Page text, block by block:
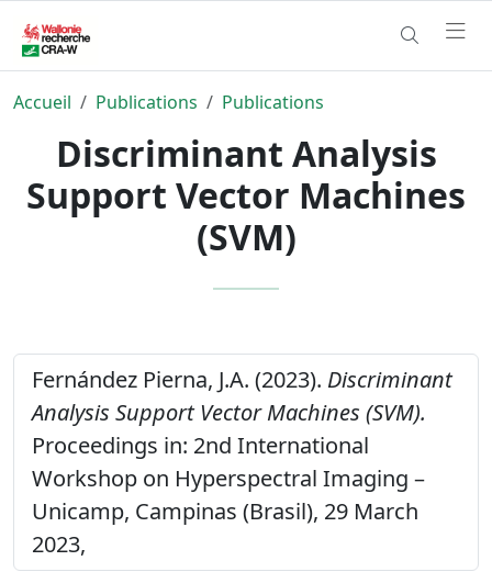
Accueil Publications Publications
Discriminant Analysis
Support Vector Machines
(SVM)
Fernández Pierna, J.A. (2023). Discriminant
Analysis Support Vector Machines (SVM).
Proceedings in: 2nd International
Workshop on Hyperspectral Imaging –
Unicamp, Campinas (Brasil), 29 March
2023,